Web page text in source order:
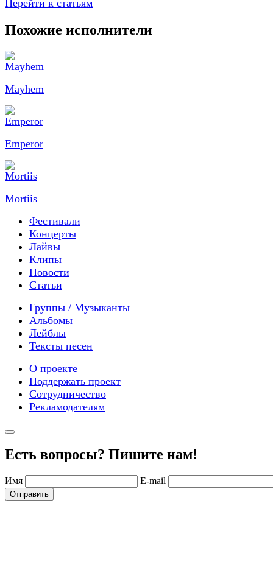
Перейти к статьям
Похожие исполнители
Mayhem
Emperor
Mortiis
Фестивали
Концерты
Лайвы
Клипы
Новости
Статьи
Группы / Музыканты
Альбомы
Лейблы
Тексты песен
О проекте
Поддержать проект
Сотрудничество
Рекламодателям
Есть вопросы? Пишите нам!
Имя E-mail